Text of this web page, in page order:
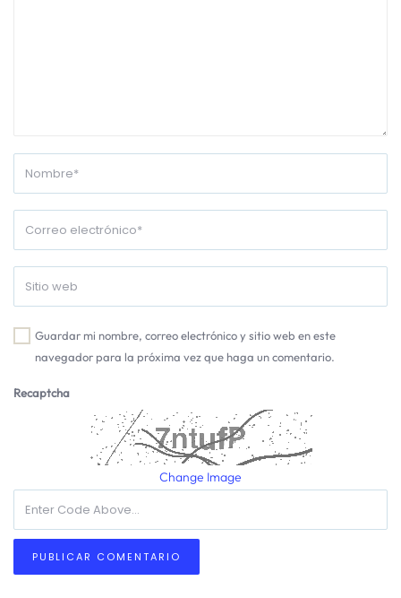
Guardar mi nombre, correo electrónico y sitio web en este
navegador para la próxima vez que haga un comentario.
Recaptcha
Change Image